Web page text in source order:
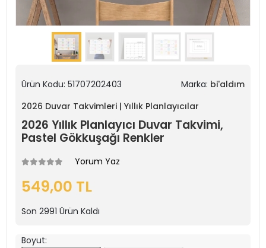
Ürün Kodu: 51707202403 Marka: bi'aldım
2026 Duvar Takvimleri | Yıllık Planlayıcılar
2026 Yıllık Planlayıcı Duvar Takvimi,
Pastel Gökkuşağı Renkler
Yorum Yaz
549,00 TL
Son 2991 Ürün Kaldı
Boyut: